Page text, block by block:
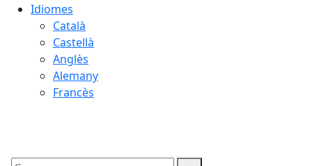
Idiomes
Català
Castellà
Anglès
Alemany
Francès